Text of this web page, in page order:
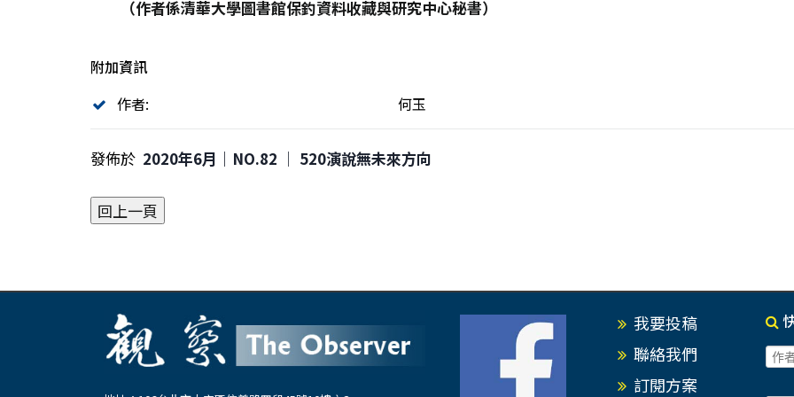
（作者係清華大學圖書館保釣資料收藏與研究中心秘書）
附加資訊
作者:
何玉
發佈於 2020年6月｜NO.82 │ 520演說無未來方向
我要投稿
聯絡我們
訂閱方案